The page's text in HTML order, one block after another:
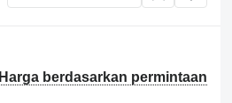
Harga berdasarkan permintaan